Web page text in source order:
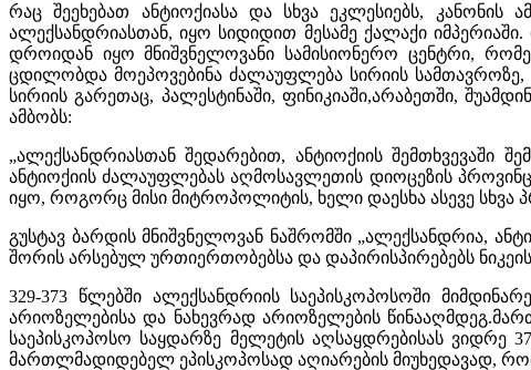
რაც შეეხებათ ანტიოქიასა და სხვა ეკლესიებს, კანონის
ალექსანდრიასთან, იყო სიდიდით მესამე ქალაქი
დროიდან იყო მნიშვნელოვანი სამისიონერო ცენტრი,
ცდილობდა მოეპოვებინა ძალაუფლება სირიის
სირიის გარეთაც, პალესტინაში, ფინიკიაში,არაბეთში,
ამბობს:
„ალექსანდრიასთან შედარებით, ანტიოქიის
ანტიოქიის ძალაუფლებას აღმოსავლეთის დიოცეზის
იყო, როგორც მისი მიტროპოლიტის, ხელი დაესხა ასევე სხვა
გუსტავ ბარდის მნიშვნელოვან ნაშრომში „ალექსანდრია,
შორის არსებულ ურთიერთობებსა და დაპირისპირებებს
329-373 წლებში ალექსანდრიის საეპისკოპოსოში
არიოზელებისა და ნახევრად არიოზელების
საეპისკოპოსო საყდარზე მელეტის აღსაყდრებისას
მართლმადიდებელ ეპისკოპოსად აღიარების მიუხედავად,